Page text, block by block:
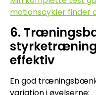
motionscykler finder
6.
effektiv
En god
variation i øvelserne: